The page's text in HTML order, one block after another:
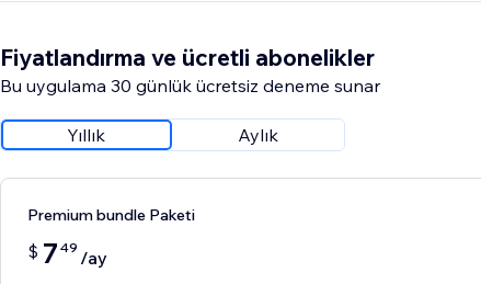
Fiyatlandırma ve ücretli abonelikler
Bu uygulama 30 günlük ücretsiz deneme sunar
Yıllık Aylık
Premium bundle Paketi
$ 7 49 /ay